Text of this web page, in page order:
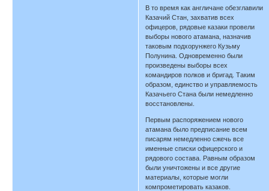
В то время как англичане обезглавили
Казачий Стан, захватив всех
офицеров, рядовые казаки провели
выборы нового атамана, назначив
таковым подхорунжего Кузьму
Полунина. Одновременно были
произведены выборы всех
командиров полков и бригад. Таким
образом, единство и управляемость
Казачьего Стана были немедленно
восстановлены.
Первым распоряжением нового
атамана было предписание всем
писарям немедленно сжечь все
именные списки офицерского и
рядового состава. Равным образом
были уничтожены и все другие
материалы, которые могли
компрометировать казаков.